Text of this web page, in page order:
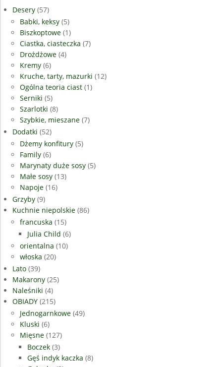
Desery (57)
Babki, keksy (5)
Biszkoptowe (1)
Ciastka, ciasteczka (7)
Drożdżowe (4)
Kremy (6)
Kruche, tarty, mazurki (12)
Ogólna teoria ciast (1)
Serniki (5)
Szarlotki (8)
Szybkie, mieszane (7)
Dodatki (52)
Dżemy konfitury (5)
Family (6)
Marynaty duże sosy (5)
Małe sosy (13)
Napoje (16)
Grzyby (9)
Kuchnie niepolskie (86)
francuska (15)
Julia Child (6)
orientalna (10)
włoska (20)
Lato (39)
Makarony (25)
Naleśniki (4)
OBIADY (215)
Jednogarnkowe (49)
Kluski (6)
Mięsne (127)
Boczek (3)
Gęś indyk kaczka (8)